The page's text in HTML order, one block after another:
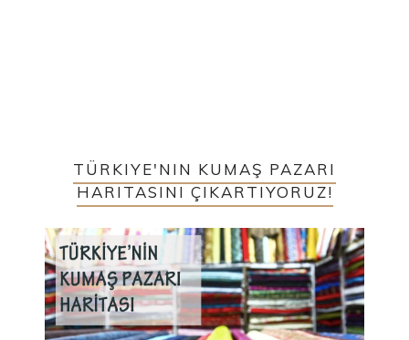
TÜRKIYE'NIN KUMAŞ PAZARI
HARITASINI ÇIKARTIYORUZ!